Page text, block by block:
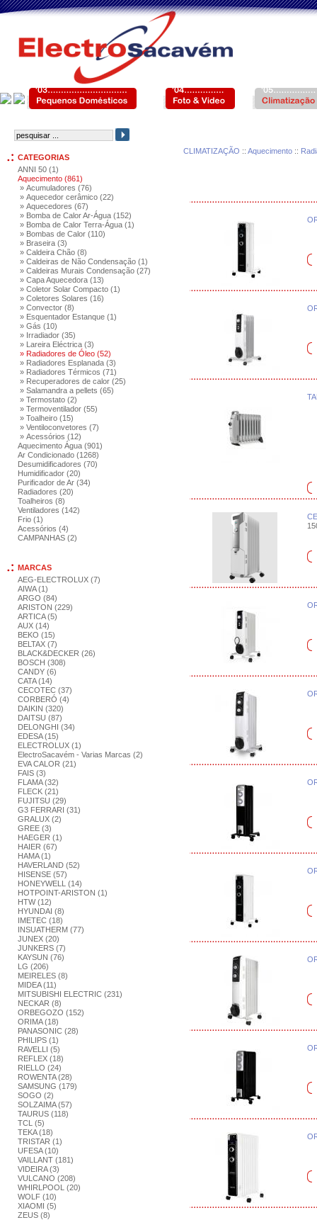
CATEGORIAS
ANNI 50 (1)
Aquecimento (861)
» Acumuladores (76)
» Aquecedor cerâmico (22)
» Aquecedores (67)
» Bomba de Calor Ar-Água (152)
» Bomba de Calor Terra-Água (1)
» Bombas de Calor (110)
» Braseira (3)
» Caldeira Chão (8)
» Caldeiras de Não Condensação (1)
» Caldeiras Murais Condensação (27)
» Capa Aquecedora (13)
» Coletor Solar Compacto (1)
» Coletores Solares (16)
» Convector (8)
» Esquentador Estanque (1)
» Gás (10)
» Irradiador (35)
» Lareira Eléctrica (3)
» Radiadores de Óleo (52)
» Radiadores Esplanada (3)
» Radiadores Térmicos (71)
» Recuperadores de calor (25)
» Salamandra a pellets (65)
» Termostato (2)
» Termoventilador (55)
» Toalheiro (15)
» Ventiloconvetores (7)
» Acessórios (12)
Aquecimento Água (901)
Ar Condicionado (1268)
Desumidificadores (70)
Humidificador (20)
Purificador de Ar (34)
Radiadores (20)
Toalheiros (8)
Ventiladores (142)
Frio (1)
Acessórios (4)
CAMPANHAS (2)
MARCAS
AEG-ELECTROLUX (7)
AIWA (1)
ARGO (84)
ARISTON (229)
ARTICA (5)
AUX (14)
BEKO (15)
BELTAX (7)
BLACK&DECKER (26)
BOSCH (308)
CANDY (6)
CATA (14)
CECOTEC (37)
CORBERÓ (4)
DAIKIN (320)
DAITSU (87)
DELONGHI (34)
EDESA (15)
ELECTROLUX (1)
ElectroSacavém - Varias Marcas (2)
EVA CALOR (21)
FAIS (3)
FLAMA (32)
FLECK (21)
FUJITSU (29)
G3 FERRARI (31)
GRALUX (2)
GREE (3)
HAEGER (1)
HAIER (67)
HAMA (1)
HAVERLAND (52)
HISENSE (57)
HONEYWELL (14)
HOTPOINT-ARISTON (1)
HTW (12)
HYUNDAI (8)
IMETEC (18)
INSUATHERM (77)
JUNEX (20)
JUNKERS (7)
KAYSUN (76)
LG (206)
MEIRELES (8)
MIDEA (11)
MITSUBISHI ELECTRIC (231)
NECKAR (8)
ORBEGOZO (152)
ORIMA (18)
PANASONIC (28)
PHILIPS (1)
RAVELLI (5)
REFLEX (18)
RIELLO (24)
ROWENTA (28)
SAMSUNG (179)
SOGO (2)
SOLZAIMA (57)
TAURUS (118)
TCL (5)
TEKA (18)
TRISTAR (1)
UFESA (10)
VAILLANT (181)
VIDEIRA (3)
VULCANO (208)
WHIRLPOOL (20)
WOLF (10)
XIAOMI (5)
ZEUS (8)
CLIMATIZAÇÃO :: Aquecimento ::